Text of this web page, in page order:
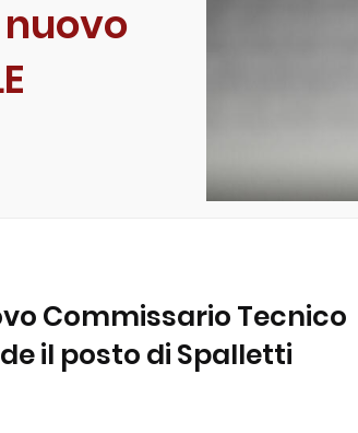
Commissario Tecnico
il posto di Spalletti